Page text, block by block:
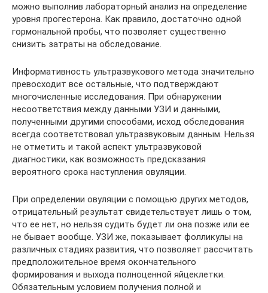
можно выполнив лабораторный анализ на определение
уровня прогестерона. Как правило, достаточно одной
гормональной пробы, что позволяет существенно
снизить затраты на обследование.
Информативность ультразвукового метода значительно
превосходит все остальные, что подтверждают
многочисленные исследования. При обнаружении
несоответствия между данными УЗИ и данными,
полученными другими способами, исход обследования
всегда соответствовал ультразвуковым данным. Нельзя
не отметить и такой аспект ультразвуковой
диагностики, как возможность предсказания
вероятного срока наступления овуляции.
При определении овуляции с помощью других методов,
отрицательный результат свидетельствует лишь о том,
что ее нет, но нельзя судить будет ли она позже или ее
не бывает вообще. УЗИ же, показывает фолликулы на
различных стадиях развития, что позволяет рассчитать
предположительное время окончательного
формирования и выхода полноценной яйцеклетки.
Обязательным условием получения полной и